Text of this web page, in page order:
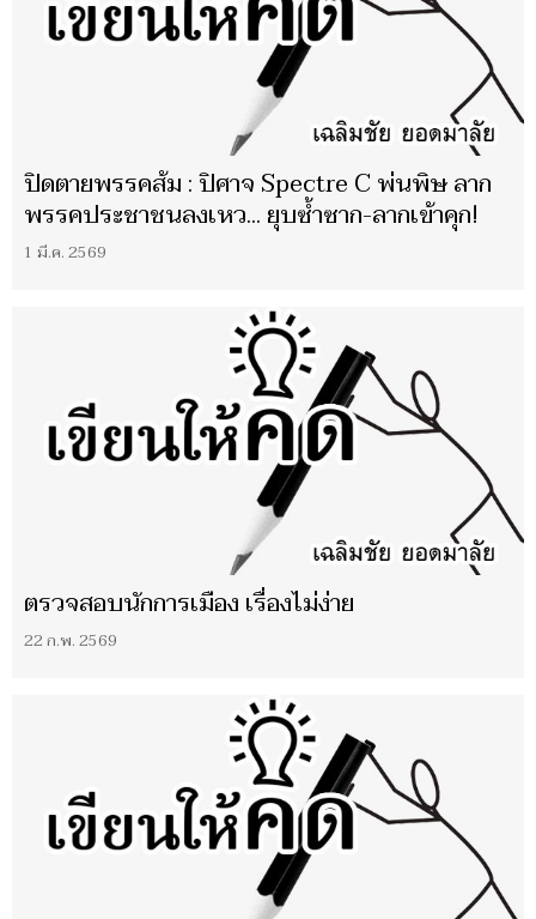
ปิดตายพรรคส้ม : ปิศาจ Spectre C พ่นพิษ ลาก
พรรคประชาชนลงเหว... ยุบซ้ำซาก-ลากเข้าคุก!
1 มี.ค. 2569
ตรวจสอบนักการเมือง เรื่องไม่ง่าย
22 ก.พ. 2569